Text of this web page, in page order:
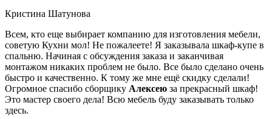
Кристина Шатунова
Всем, кто еще выбирает компанию для изготовления мебели,
советую Кухни мол! Не пожалеете! Я заказывала шкаф-купе в
спальню. Начиная с обсуждения заказа и заканчивая
монтажом никаких проблем не было. Все было сделано очень
быстро и качественно. К тому же мне ещё скидку сделали!
Огромное спасибо сборщику Алексею за прекрасный шкаф!
Это мастер своего дела! Всю мебель буду заказывать только
здесь.